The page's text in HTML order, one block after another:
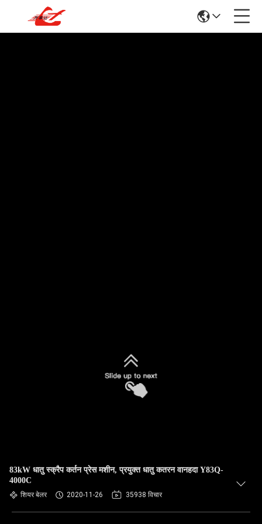
83kW धातु स्क्रैप कर्तन प्रेस मशीन, प्रयुक्त धातु कतरन वानहदा Y83Q-
4000C
शियर बेलर 2020-11-26 35938 विचार